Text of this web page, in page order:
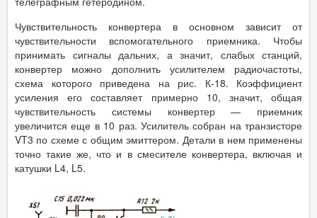
Чувствительность конвертера в основном зависит от
чувствительности вспомогательного приемника. Чтобы
принимать сигналы дальних, а значит, слабых станций,
конвертер можно дополнить усилителем радиочастоты,
схема которого приведена на рис. К-18. Коэффициент
усиления его составляет примерно 10, значит, общая
чувствительность системы конвертер — приемник
увеличится еще в 10 раз. Усилитель собран на транзисторе
VT3 по схеме с общим эмиттером. Детали в нем применены
точно такие же, что и в смесителе конвертера, включая и
катушки L4, L5.